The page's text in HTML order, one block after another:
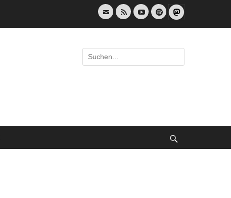
E-
Mail
Feed YouTubeSpotify
Suche
nach: